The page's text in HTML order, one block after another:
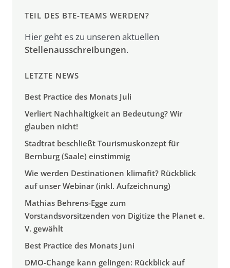
TEIL DES BTE-TEAMS WERDEN?
Hier geht es zu unseren aktuellen
Stellenausschreibungen.
LETZTE NEWS
Best Practice des Monats Juli
Verliert Nachhaltigkeit an Bedeutung? Wir
glauben nicht!
Stadtrat beschließt Tourismuskonzept für
Bernburg (Saale) einstimmig
Wie werden Destinationen klimafit? Rückblick
auf unser Webinar (inkl. Aufzeichnung)
Mathias Behrens-Egge zum
Vorstandsvorsitzenden von Digitize the Planet e.
V. gewählt
Best Practice des Monats Juni
DMO-Change kann gelingen: Rückblick auf